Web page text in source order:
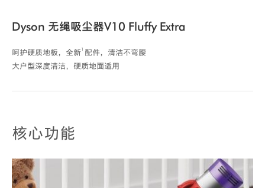
Dyson 无绳吸尘器V10 Fluffy Extra
呵护硬质地板，全新1 配件，清洁不弯腰
大户型深度清洁，硬质地面适用
核心功能